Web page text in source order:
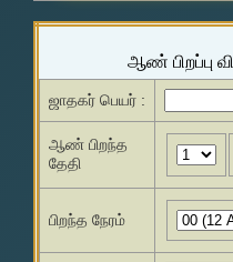
ஆண் பிறப்பு
ஜாதகர் பெயர் :
ஆண் பிறந்த
தேதி
பிறந்த நேரம்